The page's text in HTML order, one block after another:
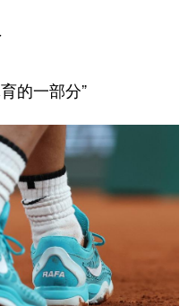
的一部分”